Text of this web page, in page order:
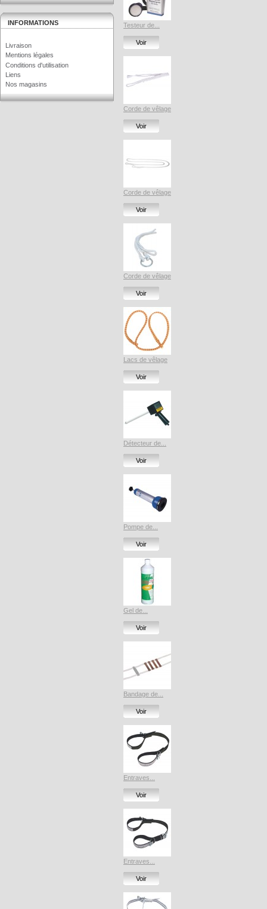
INFORMATIONS
Livraison
Mentions légales
Conditions d'utilisation
Liens
Nos magasins
Testeur de...
Voir
Corde de vêlage
Voir
Corde de vêlage
Voir
Corde de vêlage
Voir
Lacs de vêlage
Voir
Détecteur de...
Voir
Pompe de...
Voir
Gel de...
Voir
Bandage de...
Voir
Entraves...
Voir
Entraves...
Voir